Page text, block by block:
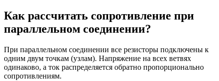
Как рассчитать сопротивление при
параллельном соединении?
При параллельном соединении все резисторы подключены к
одним двум точкам (узлам). Напряжение на всех ветвях
одинаково, а ток распределяется обратно пропорционально
сопротивлениям.